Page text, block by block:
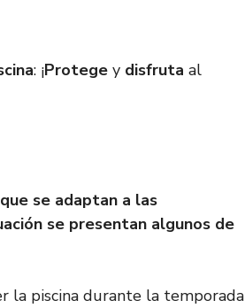
: ¡Protege y disfruta al
se adaptan a las
se presentan algunos de
la piscina durante la temporada